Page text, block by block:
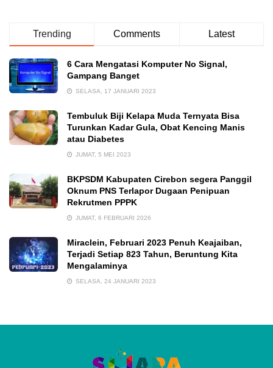
Trending Comments Latest
6 Cara Mengatasi Komputer No Signal,
Gampang Banget
SELASA, 17 JANUARI 2023
Tembuluk Biji Kelapa Muda Ternyata Bisa
Turunkan Kadar Gula, Obat Kencing Manis
atau Diabetes
JUMAT, 5 MEI 2023
BKPSDM Kabupaten Cirebon segera Panggil
Oknum PNS Terlapor Dugaan Penipuan
Rekrutmen PPPK
JUMAT, 6 FEBRUARI 2026
Miraclein, Februari 2023 Penuh Keajaiban,
Terjadi Setiap 823 Tahun, Beruntung Kita
Mengalaminya
SELASA, 24 JANUARI 2023